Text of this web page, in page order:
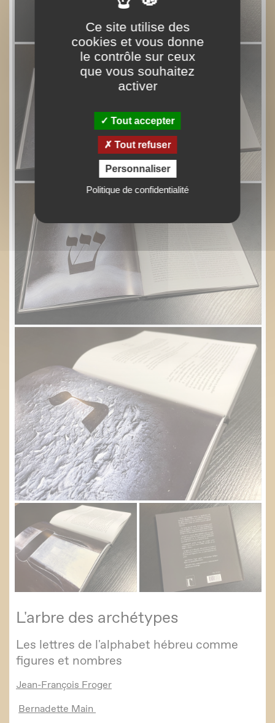
Ce site utilise des
cookies et vous donne
le contrôle sur ceux
que vous souhaitez
activer
Tout accepter
Tout refuser
Personnaliser
Politique de confidentialité